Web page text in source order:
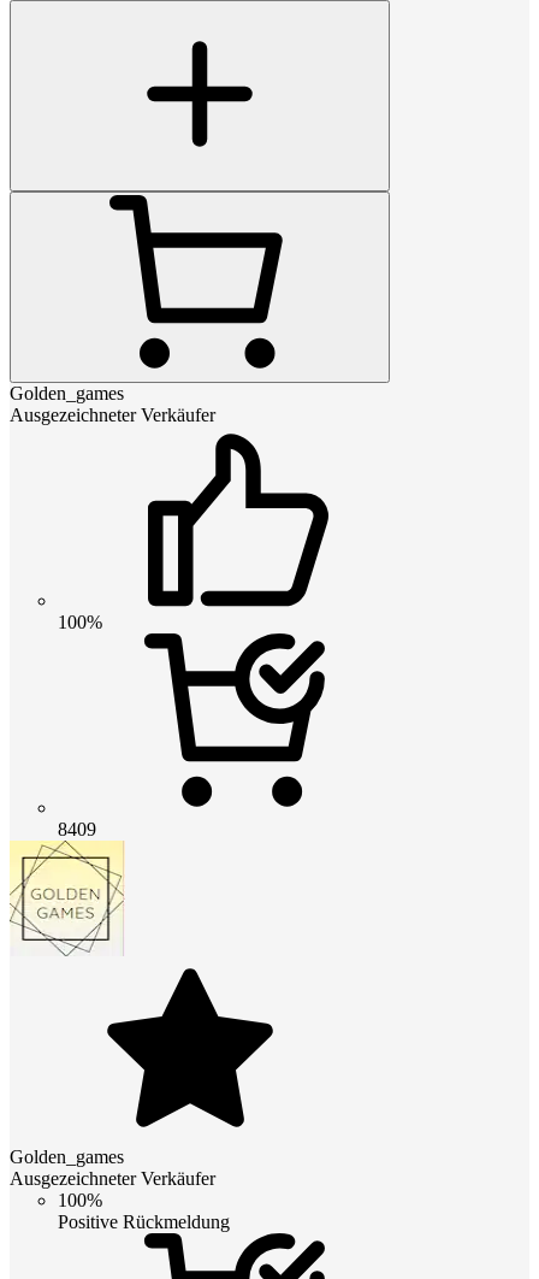
Golden_games
Ausgezeichneter Verkäufer
100%
8409
Golden_games
Ausgezeichneter Verkäufer
100%
Positive Rückmeldung